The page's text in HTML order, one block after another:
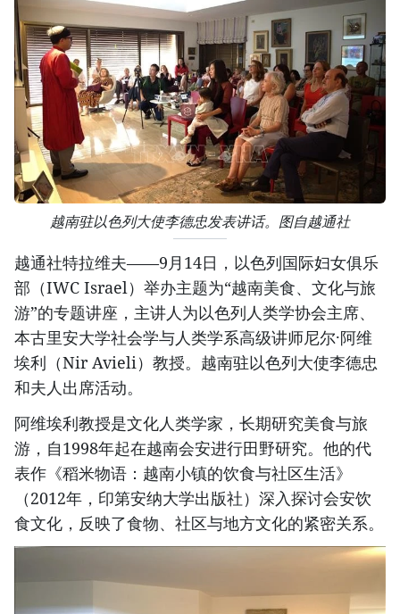
越南驻以色列大使李德忠发表讲话。图自越通社
越通社特拉维夫——9月14日，以色列国际妇女俱乐
部（IWC Israel）举办主题为“越南美食、文化与旅
游”的专题讲座，主讲人为以色列人类学协会主席、
本古里安大学社会学与人类学系高级讲师尼尔·阿维
埃利（Nir Avieli）教授。越南驻以色列大使李德忠
和夫人出席活动。
阿维埃利教授是文化人类学家，长期研究美食与旅
游，自1998年起在越南会安进行田野研究。他的代
表作《稻米物语：越南小镇的饮食与社区生活》
（2012年，印第安纳大学出版社）深入探讨会安饮
食文化，反映了食物、社区与地方文化的紧密关系。